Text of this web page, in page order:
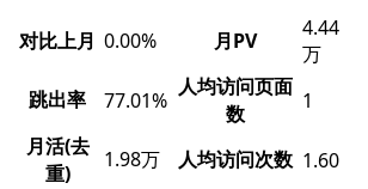
对比上月 0.00% 月PV
4.44
万
跳出率 77.01%
人均访问页面
数
1
月活(去
重)
1.98万 人均访问次数 1.60